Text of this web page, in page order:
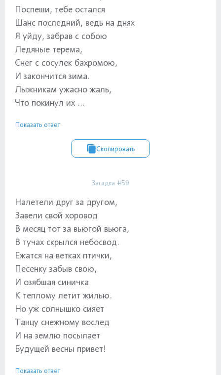
Поспеши, тебе остался
Шанс последний, ведь на днях
Я уйду, забрав с собою
Ледяные терема,
Снег с сосулек бахромою,
И закончится зима.
Лыжникам ужасно жаль,
Что покинул их ...
Показать ответ
Скопировать
Загадка #59
Налетели друг за другом,
Завели свой хоровод
В месяц тот за вьюгой вьюга,
В тучах скрылся небосвод.
Ежатся на ветках птички,
Песенку забыв свою,
И озябшая синичка
К теплому летит жилью.
Но уж солнышко сияет
Танцу снежному вослед
И на землю посылает
Будущей весны привет!
Показать ответ